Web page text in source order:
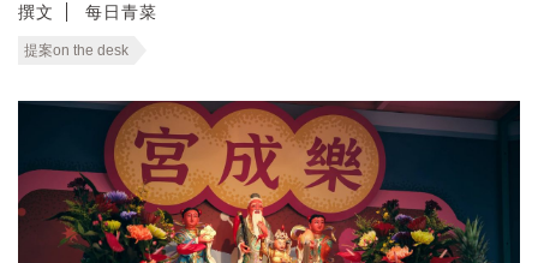
撰文 每日青菜
提案on the desk